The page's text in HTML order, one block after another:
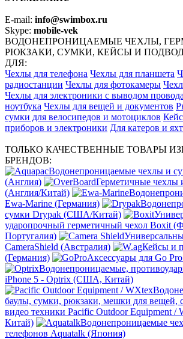
E-mail: info@swimbox.ru
Skype: mobile-vek
ВОДОНЕПРОНИЦАЕМЫЕ ЧЕХЛЫ,
РЮКЗАКИ, СУМКИ, КЕЙСЫ И
ДЛЯ:
Чехлы для телефона Чехлы для планшета
радиостанции Чехлы для фотокамеры
Чехлы для электроники с выводом провода
ноутбука Чехлы для вещей и документов
сумки для велосипедов и мотоциклов
приборов и электроники Для катеров и яхт
ТОЛЬКО КАЧЕСТВЕННЫЕ ТОВАРЫ
БРЕНДОВ:
Водонепроницаемые чехлы и
(Англия)
Герметичные чехлы
(Англия/Китай)
Ewa-Marine (Германия)
сумки Drypak (США/Китай)
ударопрочный герметичный чехол Boxit
Португалия)
CameraShield (Австралия)
Кейсы и
(Германия)
Аксессуары для Go
Водонепроницаемые,
iPhone 5 - Optrix (США, Китай)
баулы, сумки, рюкзаки, мешки для вещей,
видео техники Pacific Outdoor Equipment
Китай)
Водонепроницаемые
телефонов Aquatalk (Япония)